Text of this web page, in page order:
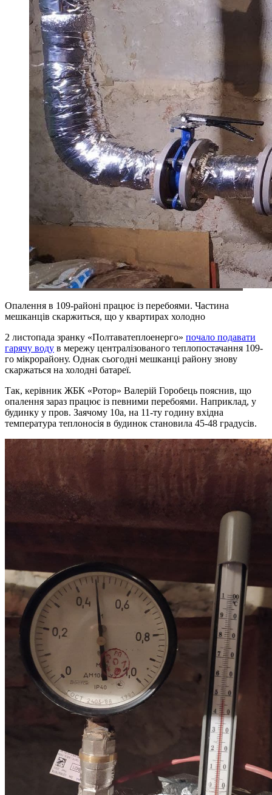
Опалення в 109-районі працює із перебоями. Частина
мешканців скаржиться, що у квартирах холодно
2 листопада зранку «Полтаватеплоенерго» почало подавати
гарячу воду в мережу централізованого теплопостачання 109-
го мікрорайону. Однак сьогодні мешканці району знову
скаржаться на холодні батареї.
Так, керівник ЖБК «Ротор» Валерій Горобець пояснив, що
опалення зараз працює із певними перебоями. Наприклад, у
будинку у пров. Заячому 10а, на 11-ту годину вхідна
температура теплоносія в будинок становила 45-48 градусів.